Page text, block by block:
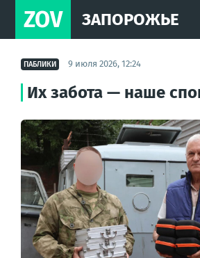
ZOV ЗАПОРОЖЬЕ
ПАБЛИКИ 9 июля 2026, 12:24
Их забота — наше